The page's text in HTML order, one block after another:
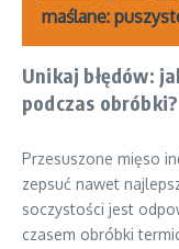
maślane:
Unikaj błędów:
podczas obróbki?
Przesuszone mięso
zepsuć nawet
soczystości jest
czasem obróbki